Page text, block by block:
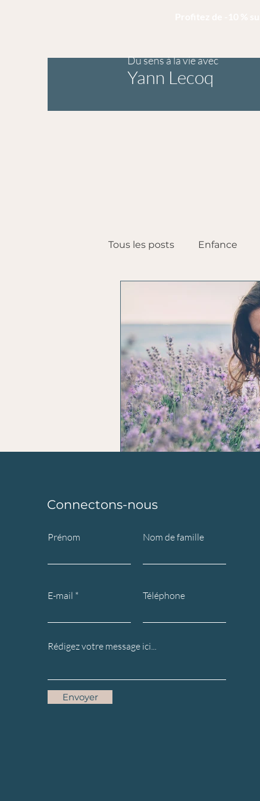
Du sens à la vie avec
Yann Lecoq
Tous les posts Enfance
Connectons-nous
Prénom Nom de famille
E-mail Téléphone
Envoyer